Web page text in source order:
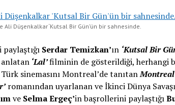
Ali Düşenkalkar ‘Kutsal Bir Gün’ün bir sahnesinde.
Serdar Temizkan’ın ‘Kutsal Bir
anlatan‘Lal’filminin de gösterildiği, herhangi
sinemasını Montreal’de tanıtan
romanından uyarlanan ve İkinci Dünya
ve Selma Ergeç’in başrollerini paylaştığı